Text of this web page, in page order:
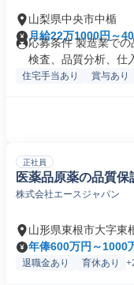
山梨県中央市中楯
月給22万1000円～
応募条件 製造業で
検査、品質分析、仕
住宅手当あり 賞与あり
正社員
医薬品原薬の品質保
株式会社エースジャパン
山形県東根市大字東
年俸600万円～1000
退職金あり 育休あり